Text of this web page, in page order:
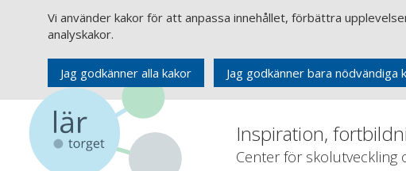
Vi använder kakor för att anpassa innehållet, förbättra
analyskakor.
Jag godkänner alla kakor Jag godkänner bara nödvändiga
Inspiration,
Center för skolutveckling